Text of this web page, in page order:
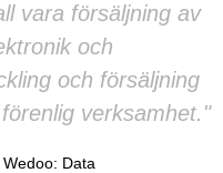
vara försäljning av
och
och försäljning
verksamhet."
Data